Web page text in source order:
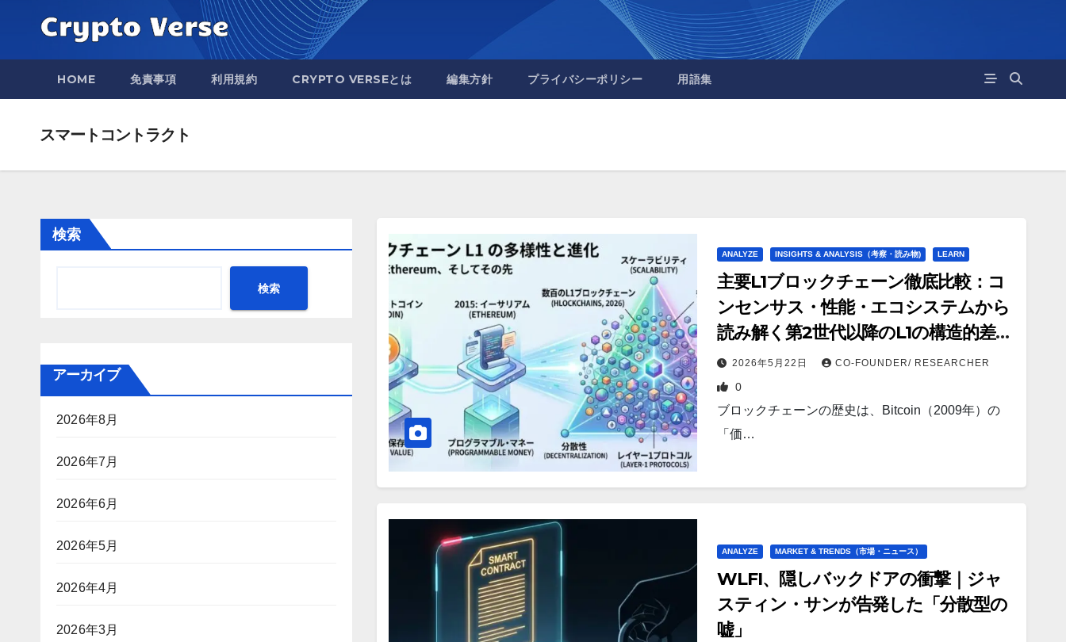
content
HOME 免責事項 利用規約 CRYPTO VERSEとは 編集方針 プライバシーポリシー 用語集
スマートコントラクト
検索
検索
アーカイブ
2026年8月
2026年7月
2026年6月
2026年5月
2026年4月
2026年3月
ANALYZE INSIGHTS & ANALYSIS（考察・読み物) LEARN
主要L1ブロックチェーン徹底比較：コ
ンセンサス・性能・エコシステムから
読み解く第2世代以降のL1の構造的差異
【2026年版】
2026年5月22日 CO-FOUNDER/ RESEARCHER
0
ブロックチェーンの歴史は、Bitcoin（2009年）の
「価…
ANALYZE MARKET & TRENDS（市場・ニュース）
WLFI、隠しバックドアの衝撃｜ジャ
スティン・サンが告発した「分散型の
嘘」